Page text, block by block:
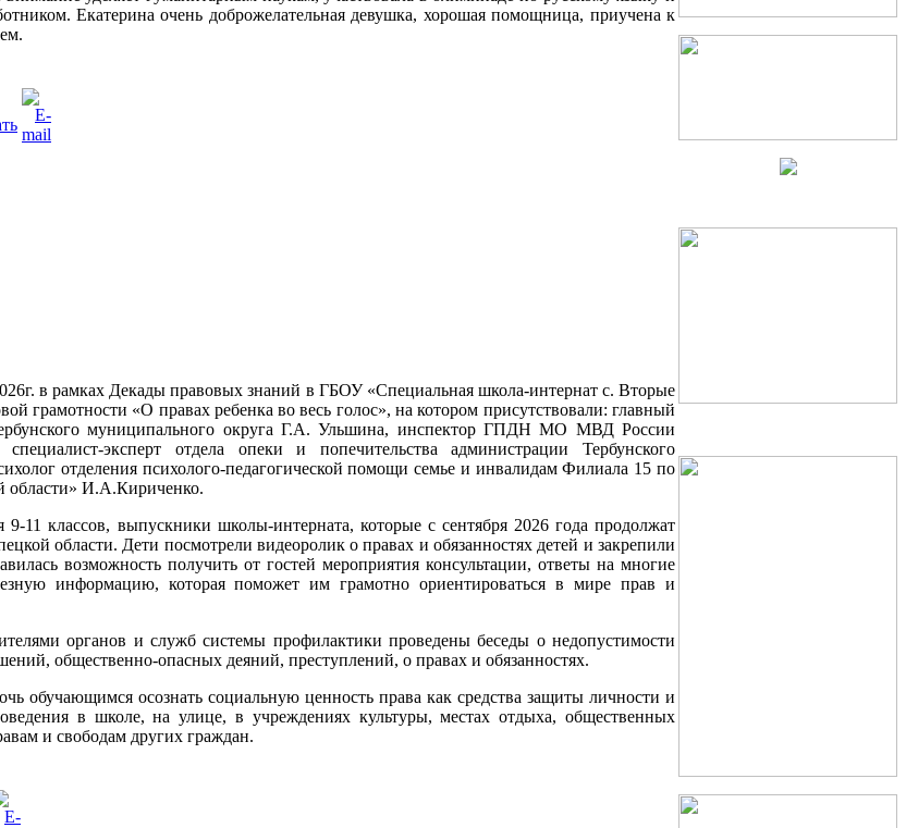
Екатерина очень доброжелательная девушка, хорошая помощница, приучена к
в рамках Декады правовых знаний в ГБОУ «Специальная школа-интернат с. Вторые
грамотности «О правах ребенка во весь голос», на котором присутствовали: главный
муниципального округа Г.А. Ульшина, инспектор ГПДН МО МВД России
эксперт отдела опеки и попечительства администрации Тербунского
отделения психолого-педагогической помощи семье и инвалидам Филиала 15 по
И.А.Кириченко.
11 классов, выпускники школы-интерната, которые с сентября 2026 года продолжат
области. Дети посмотрели видеоролик о правах и обязанностях детей и закрепили
возможность получить от гостей мероприятия консультации, ответы на многие
информацию, которая поможет им грамотно ориентироваться в мире прав и
органов и служб системы профилактики проведены беседы о недопустимости
общественно-опасных деяний, преступлений, о правах и обязанностях.
обучающимся осознать социальную ценность права как средства защиты личности и
в школе, на улице, в учреждениях культуры, местах отдыха, общественных
и свободам других граждан.